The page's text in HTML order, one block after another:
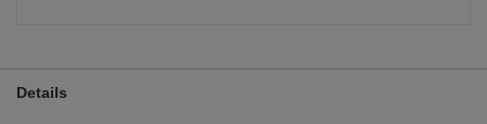
Details